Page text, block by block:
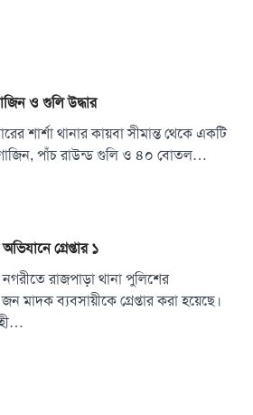
ও গুলি উদ্ধার
শার্শা থানার কায়বা সীমান্ত থেকে একটি
পাঁচ রাউন্ড গুলি ও ৪০ বোতল…
গ্রেপ্তার ১
নগরীতে রাজপাড়া থানা পুলিশের
মাদক ব্যবসায়ীকে গ্রেপ্তার করা হয়েছে।